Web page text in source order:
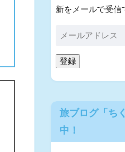
新をメールで受信
登録
旅ブログ「ち
中！